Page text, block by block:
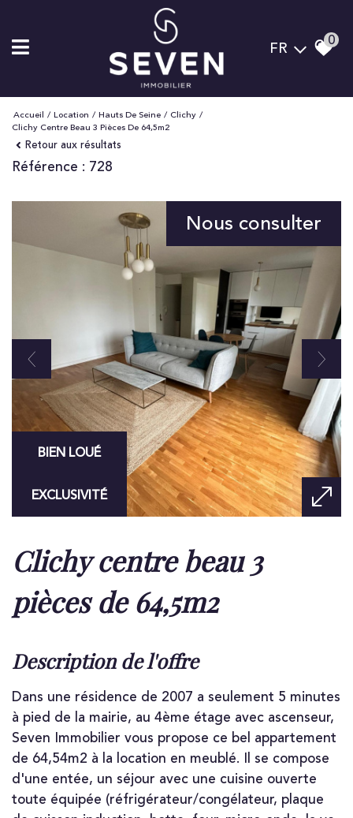
FR 0
Accueil Location Hauts De Seine
Clichy
Clichy Centre Beau 3 Pièces De 64,5m2
Retour aux résultats
Référence : 728
BIEN LOUÉ
EXCLUSIVITÉ
Nous consulter
clichy centre beau 3
pièces de 64,5m2
description de l'offre
Dans une résidence de 2007 a seulement 5 minutes
à pied de la mairie, au 4ème étage avec ascenseur,
Seven Immobilier vous propose ce bel appartement
de 64,54m2 à la location en meublé. Il se compose
d'une entée, un séjour avec une cuisine ouverte
toute équipée (réfrigérateur/congélateur, plaque